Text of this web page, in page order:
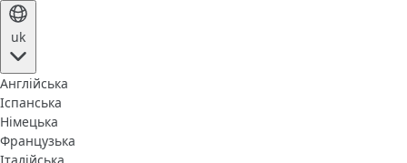
uk
Англійська
Іспанська
Німецька
Французька
Італійська